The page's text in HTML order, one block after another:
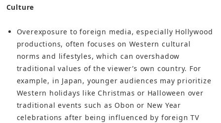
Culture
Overexposure to foreign media, especially Hollywood
productions, often focuses on Western cultural
norms and lifestyles, which can overshadow
traditional values of the viewer’s own country. For
example, in Japan, younger audiences may prioritize
Western holidays like Christmas or Halloween over
traditional events such as Obon or New Year
celebrations after being influenced by foreign TV